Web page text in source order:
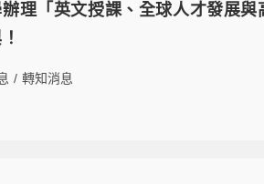
辦理「英文授課、全球人才發展
/ 轉知消息